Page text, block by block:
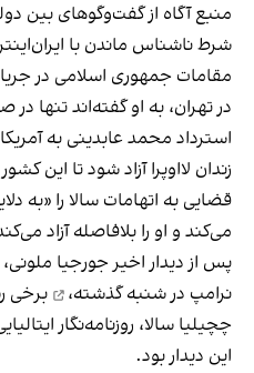
منبع آگاه از گفت‌وگوهای بین
شرط ناشناس ماندن با
مقامات جمهوری اسلامی در
در تهران، به او گفته‌اند تنها
استرداد محمد عابدینی به
زندان لااوپرا آزاد شود تا این
قضایی به اتهامات سالا را «به
می‌کند و او را بلافاصله آزاد می‌کند
پس از دیدار اخیر جورجیا
نرامپ در شنبه گذشته،
برخی
چچیلیا سالا، روزنامه‌نگار
این دیدار بود.